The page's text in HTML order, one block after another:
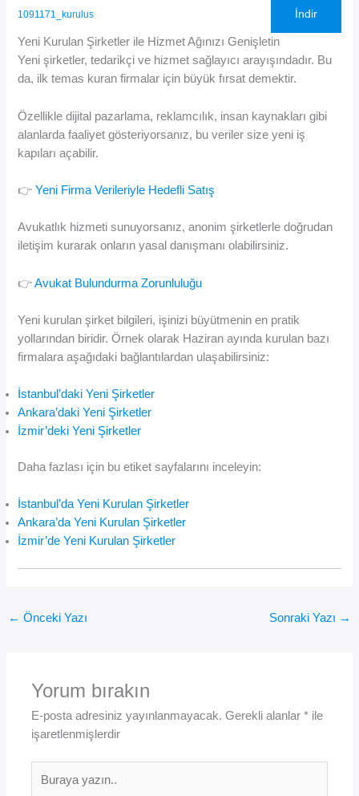
1091171_kurulus İndir
Yeni Kurulan Şirketler ile Hizmet Ağınızı Genişletin
Yeni şirketler, tedarikçi ve hizmet sağlayıcı arayışındadır. Bu
da, ilk temas kuran firmalar için büyük fırsat demektir.
Özellikle dijital pazarlama, reklamcılık, insan kaynakları gibi
alanlarda faaliyet gösteriyorsanız, bu veriler size yeni iş
kapıları açabilir.
👉Yeni Firma Verileriyle Hedefli Satış
Avukatlık hizmeti sunuyorsanız, anonim şirketlerle doğrudan
iletişim kurarak onların yasal danışmanı olabilirsiniz.
👉Avukat Bulundurma Zorunluluğu
Yeni kurulan şirket bilgileri, işinizi büyütmenin en pratik
yollarından biridir. Örnek olarak Haziran ayında kurulan bazı
firmalara aşağıdaki bağlantılardan ulaşabilirsiniz:
İstanbul’daki Yeni Şirketler
Ankara’daki Yeni Şirketler
İzmir’deki Yeni Şirketler
Daha fazlası için bu etiket sayfalarını inceleyin:
İstanbul’da Yeni Kurulan Şirketler
Ankara’da Yeni Kurulan Şirketler
İzmir’de Yeni Kurulan Şirketler
← Önceki Yazı Sonraki Yazı →
Yorum bırakın
E-posta adresiniz yayınlanmayacak. Gerekli alanlar* ile
işaretlenmişlerdir
yazın..